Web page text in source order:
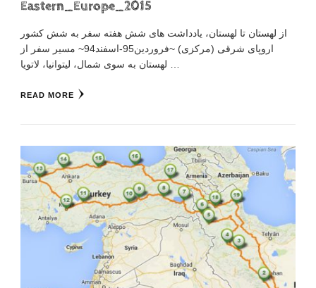
Eastern_Europe_2015
از لهستان تا لهستان، یادداشت های شش هفته سفر به شش کشور
اروپای شرقی (مرکزی) ~فروردین95-اسفند94~ مسیر سفر از
READ MORE